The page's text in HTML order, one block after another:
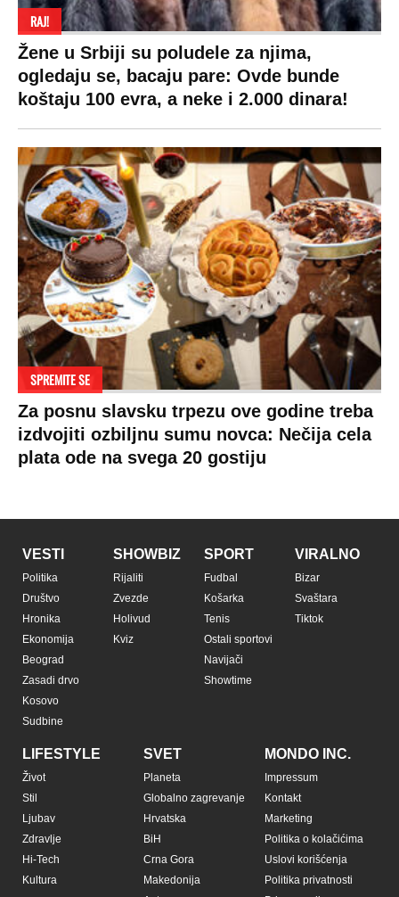
RAJ!
Žene u Srbiji su poludele za njima,
ogledaju se, bacaju pare: Ovde bunde
koštaju 100 evra, a neke i 2.000 dinara!
SPREMITE SE
Za posnu slavsku trpezu ove godine treba
izdvojiti ozbiljnu sumu novca: Nečija cela
plata ode na svega 20 gostiju
VESTI
Politika
Društvo
Hronika
Ekonomija
Beograd
Zasadi drvo
Kosovo
Sudbine
SHOWBIZ
Rijaliti
Zvezde
Holivud
Kviz
SPORT
Fudbal
Košarka
Tenis
Ostali sportovi
Navijači
Showtime
VIRALNO
Bizar
Svaštara
Tiktok
LIFESTYLE
Život
Stil
Ljubav
Zdravlje
Hi-Tech
Kultura
SVET
Planeta
Globalno zagrevanje
Hrvatska
BiH
Crna Gora
Makedonija
MONDO INC.
Impressum
Kontakt
Marketing
Politika o kolačićima
Uslovi korišćenja
Politika privatnosti